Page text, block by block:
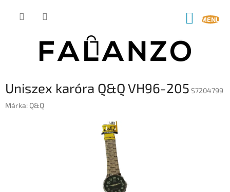
KOSÁR
Uniszex karóra Q&Q VH96-205 S7204799
Márka: Q&Q